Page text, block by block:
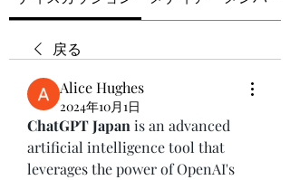
戻る
Alice Hughes
2024年10月1日
ChatGPT Japan is an advanced
artificial intelligence tool that
leverages the power of OpenAI's